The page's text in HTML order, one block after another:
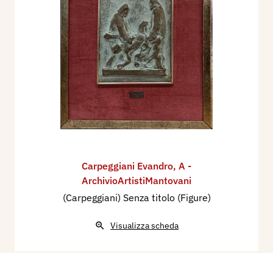
Carpeggiani Evandro, A -
ArchivioArtistiMantovani
(Carpeggiani) Senza titolo (Figure)
Visualizza scheda